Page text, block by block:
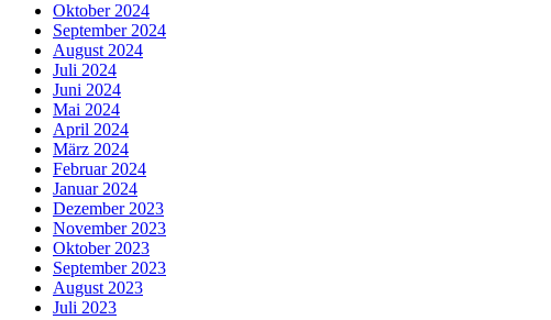
Oktober 2024
September 2024
August 2024
Juli 2024
Juni 2024
Mai 2024
April 2024
März 2024
Februar 2024
Januar 2024
Dezember 2023
November 2023
Oktober 2023
September 2023
August 2023
Juli 2023